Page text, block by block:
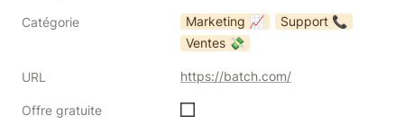
Catégorie Marketing 📈
Support 📞
Ventes 💸
URL https://batch.com/
Offre gratuite